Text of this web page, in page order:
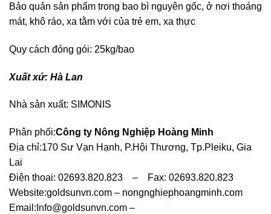
Bảo quản sản phẩm trong bao bì nguyên gốc, ở nơi thoáng
mát, khô ráo, xa tằm với của trẻ em, xa thực
Quy cách đóng gói: 25kg/bao
Xuất xứ: Hà Lan
Nhà sản xuất: SIMONIS
Phân phối:Công ty Nông Nghiệp Hoàng Minh
Địa chỉ:170 Sư Vạn Hạnh, P.Hội Thương, Tp.Pleiku, Gia
Lai
Điện thoai: 02693.820.823 – Fax: 02693.820.823
Website:goldsunvn.com – nongnghiephoangminh.com
Email: Info@goldsunvn.com –